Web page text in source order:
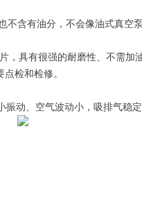
不含有油分， 不会像油式真空泵
，具有很强的耐磨性、不需加
点检和检修。
振动、空气波动小，吸排气稳定